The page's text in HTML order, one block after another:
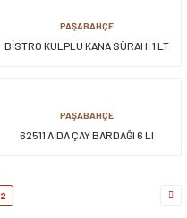
PAŞABAHÇE
BİSTRO KULPLU KANA SÜRAHİ 1 LT
PAŞABAHÇE
62511 AİDA ÇAY BARDAĞI 6 LI
2